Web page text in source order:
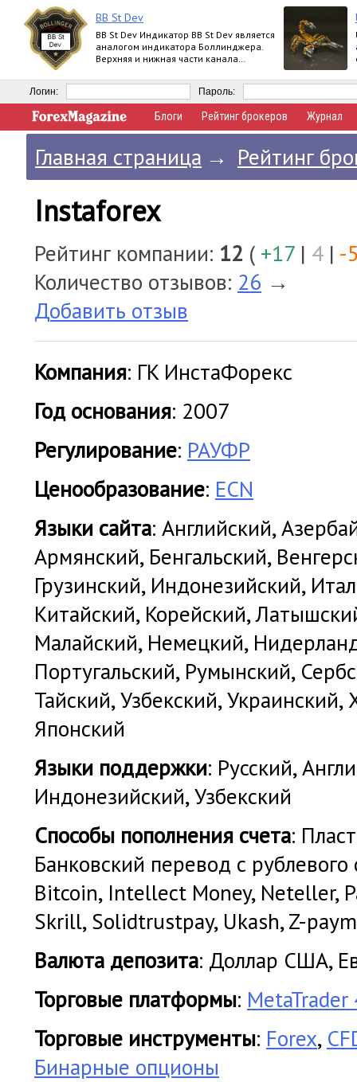
BB St Dev
BB St Dev Индикатор BB St Dev является
аналогом индикатора Боллинджера.
Верхняя и нижная части канала
помощи iStd
Логин: Пароль:
Блоги Рейтинг брокеров Журнал
Главная страница → Рейтинг
Instaforex
Рейтинг компании: 12 ( +17 | 4 | -
Количество отзывов: 26 →
Добавить отзыв
Компания: ГK ИнстаФорекс
Год основания: 2007
Регулирование: РАУФР
Ценообразование: ECN
Языки сайта: Английский,
Армянский, Бенгальский,
Грузинский, Индонезийский,
Китайский, Корейский,
Малайский, Немецкий,
Португальский, Румынский,
Тайский, Узбекский,
Японский
Языки поддержки: Русский,
Индонезийский, Узбекский
Cпособы пополнения счета:
Банковский перевод с
Bitcoin, Intellect Money, Neteller,
Skrill, Solidtrustpay, Ukash, Z-
Валюта депозита: Доллар США,
Торговые платформы: MetaTrader
Торговые инструменты: Forex,
Бинарные опционы